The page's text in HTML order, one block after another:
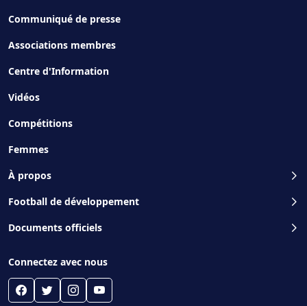
Communiqué de presse
Associations membres
Centre d'Information
Vidéos
Compétitions
Femmes
À propos
Football de développement
Documents officiels
Connectez avec nous